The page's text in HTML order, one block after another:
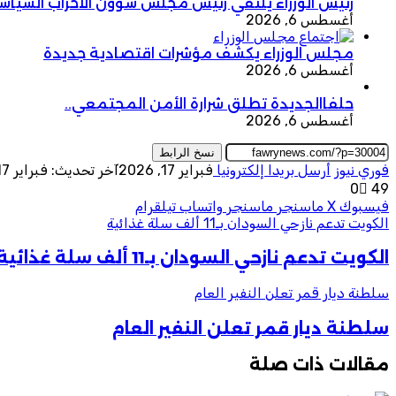
أغسطس 6, 2026
مجلس الوزراء يكشف مؤشرات اقتصادية جديدة
أغسطس 6, 2026
حلفاالجديدة تطلق شرارة الأمن المجتمعي..
أغسطس 6, 2026
نسخ الرابط
فوري نيوز أرسل بريدا إلكترونيا فبراير 17, 2026
آخر تحديث: فبراير 17, 2026
0
49
فيسبوك ‫X ماسنجر ماسنجر واتساب تيلقرام
الكويت تدعم نازحي السودان بـ11 ألف سلة غذائية
الكويت تدعم نازحي السودان بـ11 ألف سلة غذائية
سلطنة ديار قمر تعلن النفير العام
سلطنة ديار قمر تعلن النفير العام
مقالات ذات صلة